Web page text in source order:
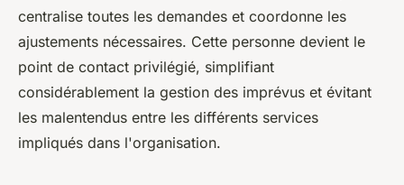
centralise toutes les demandes et coordonne les
ajustements nécessaires. Cette personne devient le
point de contact privilégié, simplifiant
considérablement la gestion des imprévus et évitant
les malentendus entre les différents services
impliqués dans l'organisation.